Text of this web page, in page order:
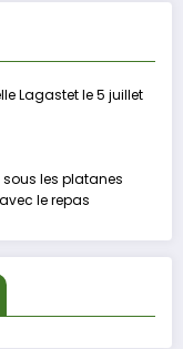
Lagastet le 5 juillet
les platanes
le repas